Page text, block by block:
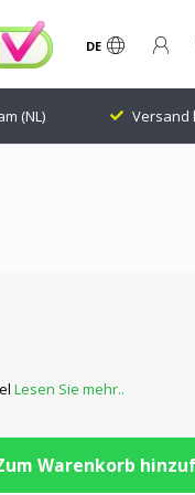
DE
(NL) Versand
Lesen Sie mehr..
Warenkorb